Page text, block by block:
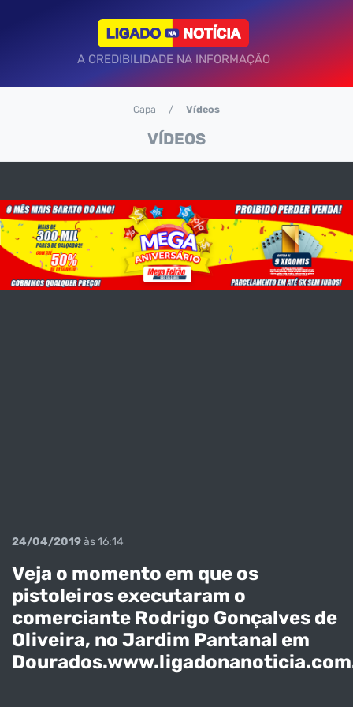
A CREDIBILIDADE NA INFORMAÇÃO
VÍDEOS
Capa Vídeos
24/04/2019às 16:14
Veja o momento em que os
pistoleiros executaram o
comerciante Rodrigo Gonçalves de
Oliveira, no Jardim Pantanal em